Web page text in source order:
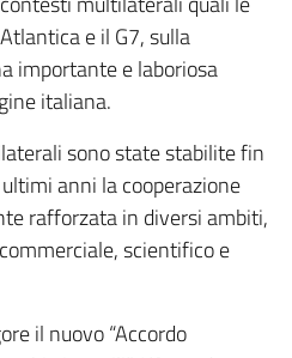
e il G7, sulla
importante e laboriosa
italiana.
sono state stabilite fin
anni la cooperazione
rafforzata in diversi ambiti,
scientifico e
il nuovo “Accordo